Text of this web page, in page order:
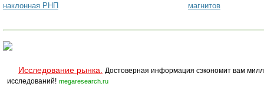
наклонная РНП
магнитов
Исследование рынка.
Достоверная информация сэкономит вам
исследований! megaresearch.ru